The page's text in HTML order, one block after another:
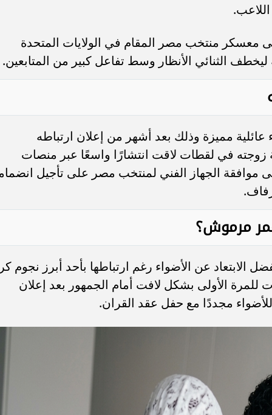
معسكر منتخب مصر المقام في الولايات المتحدة
ليخطف الثنائي الأنظار وسط تفاعل كبير من المتابعين.
مميزة وذلك بعد أشهر من إعلان ارتباطه
في لقطات لاقت انتشارًا واسعًا عبر منصات
موافقة الجهاز الفني لمنتخب مصر على تأجيل
مرموش؟
عن الأضواء رغم ارتباطها بأحد أبرز نجوم
الأولى بشكل لافت أمام الجمهور بعد إعلان
مجددًا مع حفل عقد القران.